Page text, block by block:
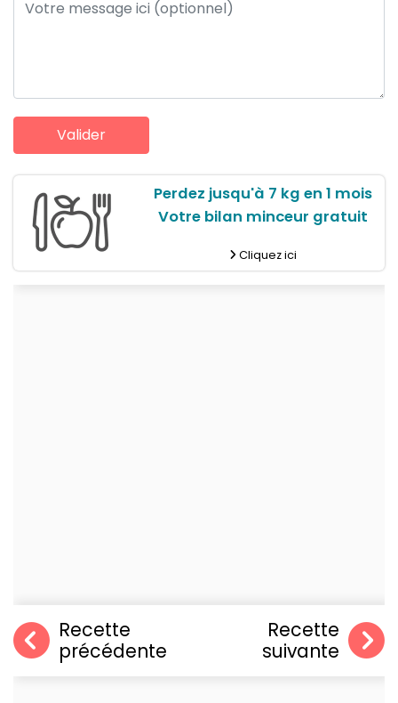
Perdez jusqu'à 7 kg en 1 mois
Votre bilan minceur gratuit
Cliquez ici
Recette
précédente
Recette
suivante